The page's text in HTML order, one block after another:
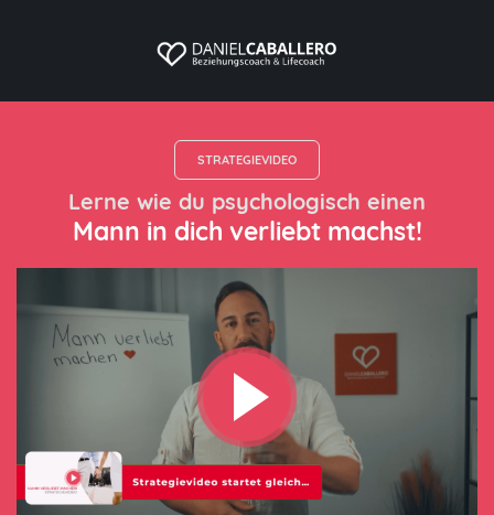
STRATEGIEVIDEO
Lerne wie du psychologisch einen
Mann in dich verliebt machst!